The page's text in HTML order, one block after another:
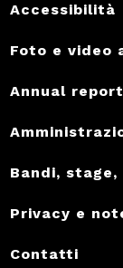
Accessibilità
Foto e video
Annual report
Bandi,
Privacy e
Contatti